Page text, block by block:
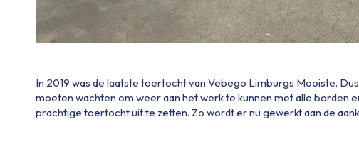
In 2019 was de laatste toertocht van Vebego Limburgs Mooiste.
moeten wachten om weer aan het werk te kunnen met alle borden
prachtige toertocht uit te zetten. Zo wordt er nu gewerkt aan de